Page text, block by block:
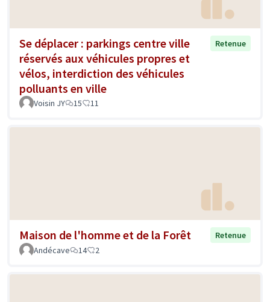
Se déplacer : parkings centre ville
réservés aux véhicules propres et
vélos, interdiction des véhicules
polluants en ville
Retenue
Voisin JY 15 11
Maison de l'homme et de la Forêt
Retenue
Andécave
14 2